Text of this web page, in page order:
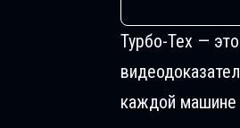
Турбо-Тех —
каждой машине